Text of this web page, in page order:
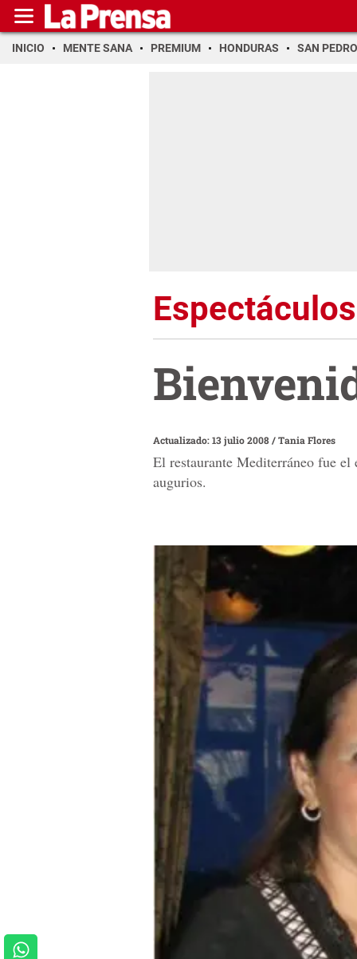
INICIO MENTE SANA PREMIUM HONDURAS SAN PEDRO
Espectáculos
Actualizado: 13 julio 2008/Tania Flores
El restaurante Mediterráneo fue el
augurios.